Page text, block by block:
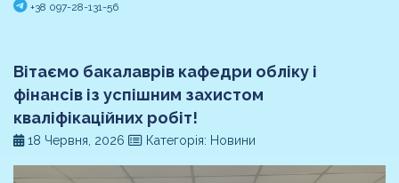
+38 097-28-131-56
Вітаємо бакалаврів кафедри обліку і
фінансів із успішним захистом
кваліфікаційних робіт!
18 Червня, 2026 Категорія: Новини